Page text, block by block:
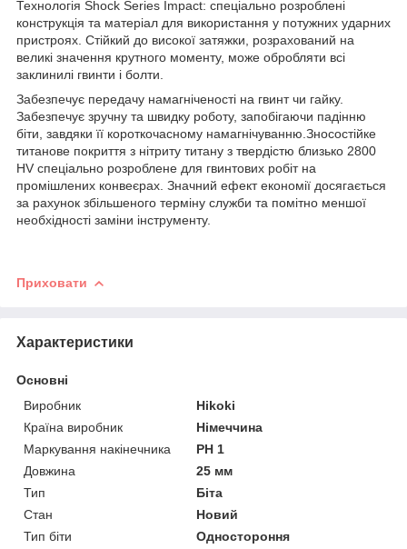
Технологія Shock Series Impact: спеціально розроблені
конструкція та матеріал для використання у потужних ударних
пристроях. Стійкий до високої затяжки, розрахований на
великі значення крутного моменту, може обробляти всі
заклинилі гвинти і болти.
Забезпечує передачу намагніченості на гвинт чи гайку.
Забезпечує зручну та швидку роботу, запобігаючи падінню
біти, завдяки її короткочасному намагнічуванню.Зносостійке
титанове покриття з нітриту титану з твердістю близько 2800
HV спеціально розроблене для гвинтових робіт на
промішлених конвеєрах. Значний ефект економії досягається
за рахунок збільшеного терміну служби та помітно меншої
необхідності заміни інструменту.
Приховати
Характеристики
Основні
Виробник
Hikoki
Країна виробник
Німеччина
Маркування накінечника
PH 1
Довжина
25 мм
Тип
Біта
Стан
Новий
Тип біти
Одностороння